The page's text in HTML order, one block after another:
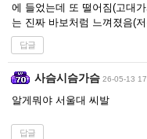
에 들었는데 또 떨어짐(고대
는 진짜 바보처럼 느껴졌음(
답글
사슴시슴가슴 26-05-13
알게뭐야 서울대 씨발
답글